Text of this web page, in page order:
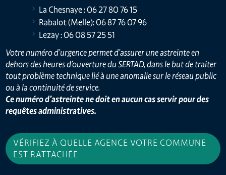
La Chesnaye : 06 27 80 76 15
Rabalot (Melle): 06 87 76 07 96
Lezay : 06 08 57 25 51
Votre numéro d’urgence permet d’assurer une astreinte en
dehors des heures d’ouverture du SERTAD, dans le but de traiter
tout problème technique lié à une anomalie sur le réseau public
ou à la continuité de service.
Ce numéro d’astreinte ne doit en aucun cas servir pour des
requêtes administratives.
VÉRIFIEZ À QUELLE AGENCE VOTRE COMMUNE
EST RATTACHÉE